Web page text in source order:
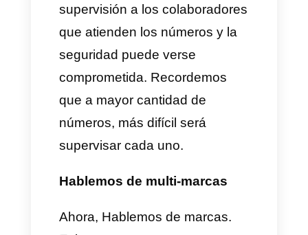
para que los negocios puedan
comunicarse con sus clientes
de forma eficiente.
Sabemos que muchas
empresas cuentas con no uno,
diferentes departamentos,